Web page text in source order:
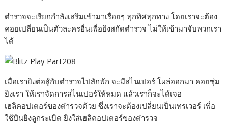
ตำรวจจะเรียกกำลังเสริมเข้ามาเรื่อยๆ ทุกทิศทุกทาง โดยเราจะต้อง
คอยเปลี่ยนเป็นตัวละครอื่นเพื่อยิงสกัดตำรวจ ไม่ให้เข้ามาจับพวกเรา
ได้
เมื่อเรายิงต่อสู้กับตำรวจไปสักพัก จะมีสไนเปอร์ โผล่ออกมา คอยซุ่ม
ยิงเรา ให้เราจัดการสไนเปอร์ให้หมด แล้วเราก็จะได้เจอ
เฮลิคอปเตอร์ของตำรวจด้วย ซึ่งเราจะต้องเปลี่ยนเป็นเทรเวอร์ เพื่อ
ใช้ปืนยิงลูกระเบิด ยิงใส่เฮลิคอปเตอร์ของตำรวจ